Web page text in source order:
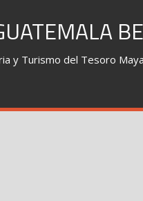
y Turismo del Tesoro